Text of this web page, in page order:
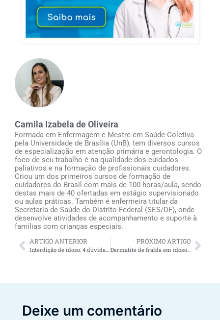
Camila Izabela de Oliveira
Formada em Enfermagem e Mestre em Saúde Coletiva
pela Universidade de Brasília (UnB), tem diversos cursos
de especialização em atenção primária e gerontologia. O
foco de seu trabalho é na qualidade dos cuidados
paliativos e na formação de profissionais cuidadores.
Criou um dos primeiros cursos de formação de
cuidadores do Brasil com mais de 100 horas/aula, sendo
destas mais de 40 ofertadas em estágio supervisionado
ou aulas práticas. Também é enfermeira titular da
Secretaria de Saúde do Distrito Federal (SES/DF), onde
desenvolve atividades de acompanhamento e suporte à
famílias com crianças especiais.
ARTIGO ANTERIOR
Interdição de idoso: 4 dúvidas comuns das famílias
PRÓXIMO ARTIGO
Dermatite de fralda em idosos: 3 dicas para evitar
Deixe um comentário